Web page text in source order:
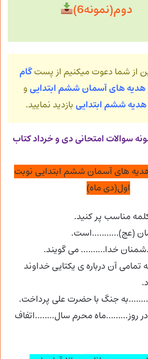
دوم(نمونه6)
از شما دعوت میکنیم از پستگام
هدیه های آسمان ششم ابتدایی و
ششم ابتدایی بازدید نمایید.
سوالات امتحانی دی و خرداد کتاب
های آسمان ششم ابتدایی نوبت
اول(دی ماه)
مناسب پر کنید.
تمامی آن درباره ی یکتایی خداوند
در روز………ماه محرم سال……..اتفاف